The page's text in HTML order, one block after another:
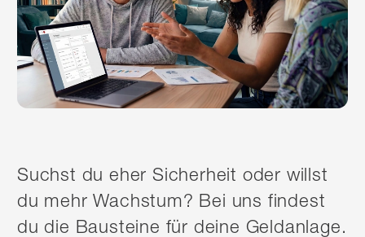
Suchst du eher Sicherheit oder willst
du mehr Wachstum? Bei uns findest
du die Bausteine für deine Geldanlage.